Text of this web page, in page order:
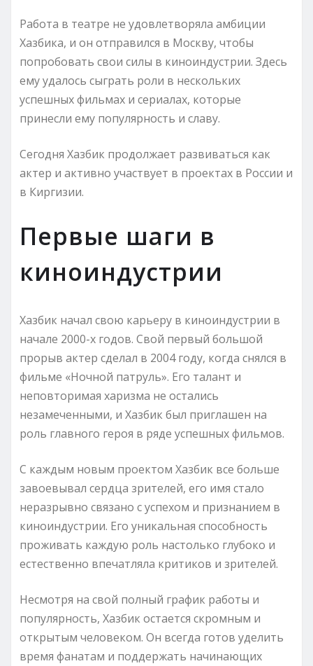
Работа в театре не удовлетворяла амбиции
Хазбика, и он отправился в Москву, чтобы
попробовать свои силы в киноиндустрии. Здесь
ему удалось сыграть роли в нескольких
успешных фильмах и сериалах, которые
принесли ему популярность и славу.
Сегодня Хазбик продолжает развиваться как
актер и активно участвует в проектах в России и
в Киргизии.
Первые шаги в
киноиндустрии
Хазбик начал свою карьеру в киноиндустрии в
начале 2000-х годов. Свой первый большой
прорыв актер сделал в 2004 году, когда снялся в
фильме «Ночной патруль». Его талант и
неповторимая харизма не остались
незамеченными, и Хазбик был приглашен на
роль главного героя в ряде успешных фильмов.
С каждым новым проектом Хазбик все больше
завоевывал сердца зрителей, его имя стало
неразрывно связано с успехом и признанием в
киноиндустрии. Его уникальная способность
проживать каждую роль настолько глубоко и
естественно впечатляла критиков и зрителей.
Несмотря на свой полный график работы и
популярность, Хазбик остается скромным и
открытым человеком. Он всегда готов уделить
время фанатам и поддержать начинающих